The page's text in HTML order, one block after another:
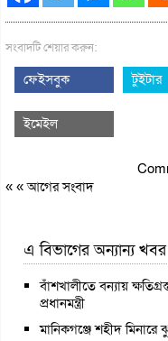
সংবাদটি শেয়ার করুন:
ফেইসবুক টুইটার
ইমেইল
« «আগের সংবাদ
এ বিভাগের অন্যান্য খবর
বাঁশখালীতে বন্যায়
প্রধানমন্ত্রী
মানিকগঞ্জে শহীদ